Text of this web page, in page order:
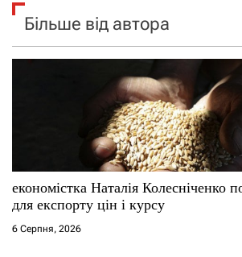
Більше від автора
економістка Наталія Колесніченко
для експорту цін і курсу
6 Серпня, 2026